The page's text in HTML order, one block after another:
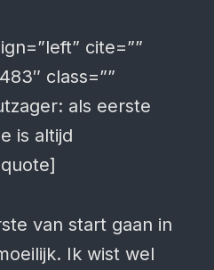
cite=””
class=””
als eerste
is altijd
van start gaan in
Ik wist wel